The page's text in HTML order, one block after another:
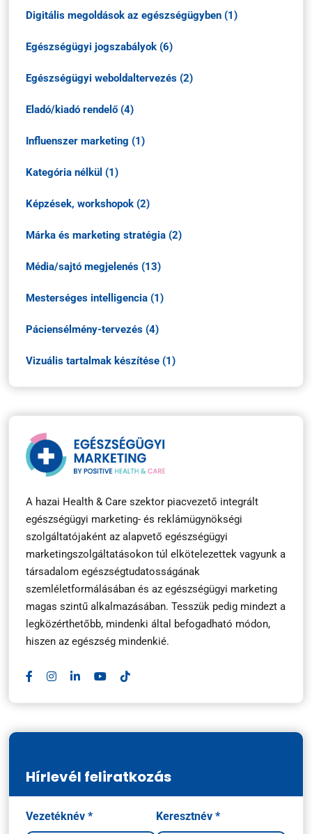
Digitális megoldások az egészségügyben (1)
Egészségügyi jogszabályok (6)
Egészségügyi weboldaltervezés (2)
Eladó/kiadó rendelő (4)
Influenszer marketing (1)
Kategória nélkül (1)
Képzések, workshopok (2)
Márka és marketing stratégia (2)
Média/sajtó megjelenés (13)
Mesterséges intelligencia (1)
Páciensélmény-tervezés (4)
Vizuális tartalmak készítése (1)
A hazai Health & Care szektor piacvezető integrált
egészségügyi marketing- és reklámügynökségi
szolgáltatójaként az alapvető egészségügyi
marketingszolgáltatásokon túl elkötelezettek vagyunk a
társadalom egészségtudatosságának
szemléletformálásában és az egészségügyi marketing
magas szintű alkalmazásában. Tesszük pedig mindezt a
legközérthetőbb, mindenki által befogadható módon,
hiszen az egészség mindenkié.
Hírlevél feliratkozás
Név
*
Vezetéknév * Keresztnév *